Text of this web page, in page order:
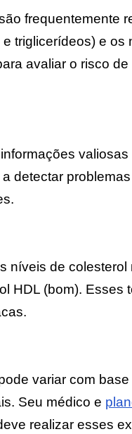
frequentemente
triglicerídeos) e
avaliar o risco
detectar
níveis de
HDL (bom). Esses
variar com
Seu médico e
realizar esses